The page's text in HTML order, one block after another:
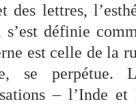
des lettres,
s’est définie
est celle de la
se perpétue.
– l’Inde et